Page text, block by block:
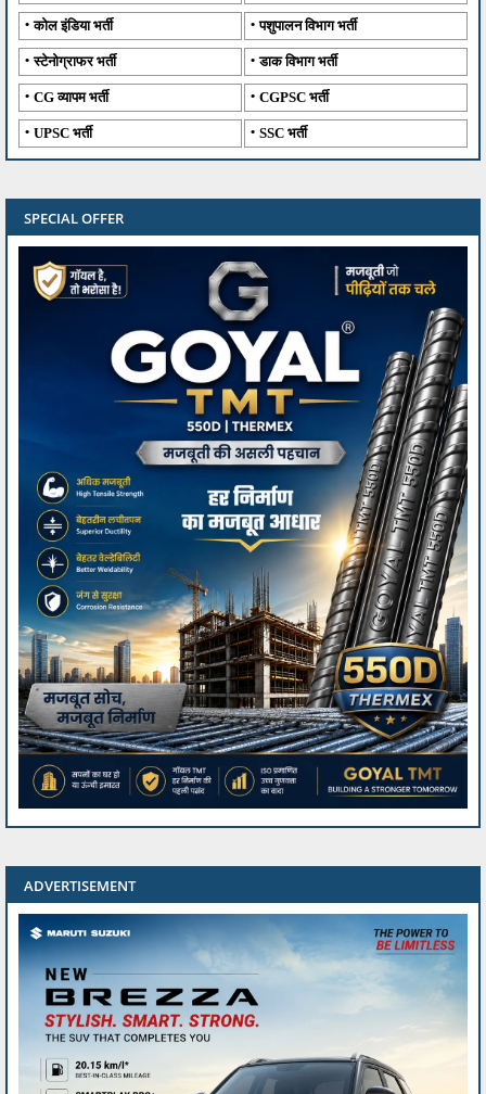
कोल इंडिया भर्ती पशुपालन विभाग भर्ती
स्टेनोग्राफर भर्ती डाक विभाग भर्ती
CG व्यापम भर्ती CGPSC भर्ती
UPSC भर्ती SSC भर्ती
SPECIAL OFFER
ADVERTISEMENT